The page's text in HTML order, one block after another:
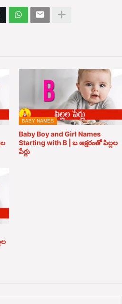
BABY NAMES
Baby Boy and Girl Names
Starting with B | బ అక్షరంతో పిల్లల
పేర్లు